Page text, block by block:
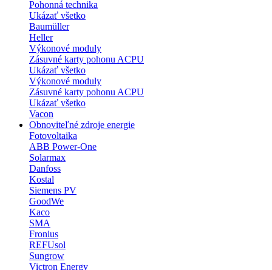
Pohonná technika
Ukázať všetko
Baumüller
Heller
Výkonové moduly
Zásuvné karty pohonu ACPU
Ukázať všetko
Výkonové moduly
Zásuvné karty pohonu ACPU
Ukázať všetko
Vacon
Obnoviteľné zdroje energie
Fotovoltaika
ABB Power-One
Solarmax
Danfoss
Kostal
Siemens PV
GoodWe
Kaco
SMA
Fronius
REFUsol
Sungrow
Victron Energy